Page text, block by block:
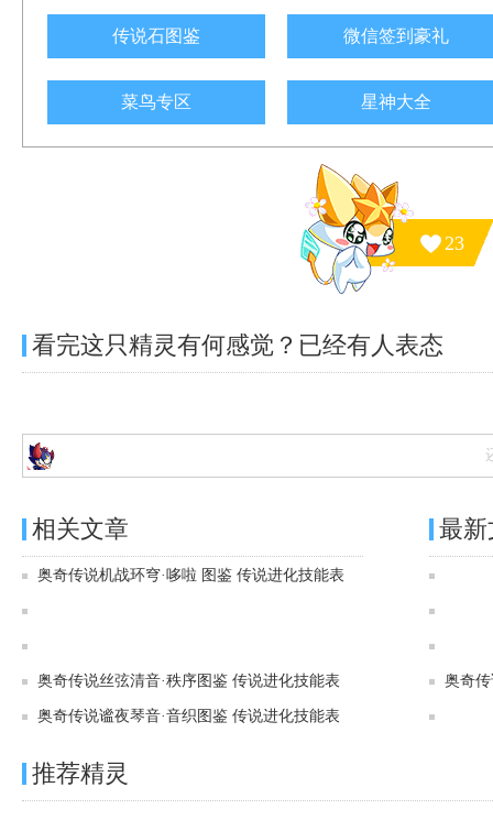
传说石图鉴 微信签到豪礼
菜鸟专区 星神大全
23
看完这只精灵有何感觉？已经有人表态
相关文章
奥奇传说机战环穹·哆啦 图鉴 传说进化技能表
奥奇传说丝弦清音·秩序图鉴 传说进化技能表
奥奇传说谧夜琴音·音织图鉴 传说进化技能表
最
奥奇
推荐精灵